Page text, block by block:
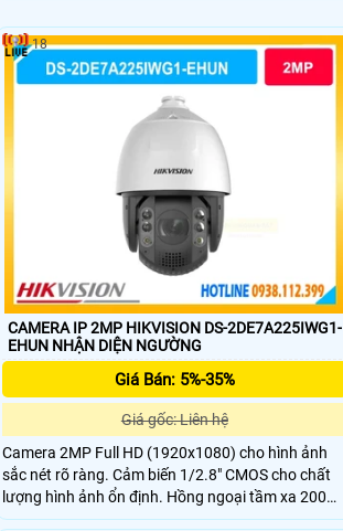
CAMERA IP 2MP HIKVISION DS-2DE7A225IWG1-
EHUN NHẬN DIỆN NGƯỜNG
Giá Bán: 5%-35%
Giá gốc: Liên hệ
Camera 2MP Full HD (1920x1080) cho hình ảnh
sắc nét rõ ràng. Cảm biến 1/2.8" CMOS cho chất
lượng hình ảnh ổn định. Hồng ngoại tầm xa 200m
hỗ trợ giám sát ban đêm liên tục. PTZ xoay 360°
18